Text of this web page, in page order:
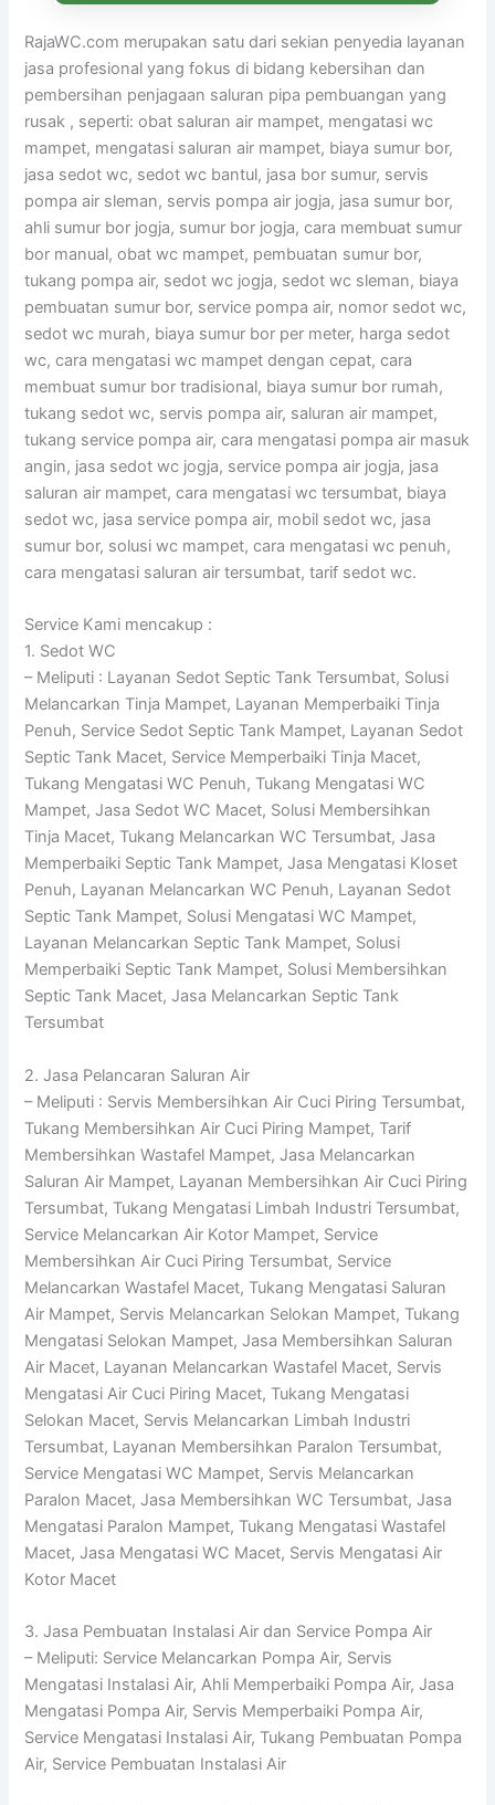
RajaWC.com merupakan satu dari sekian penyedia layanan
jasa profesional yang fokus di bidang kebersihan dan
pembersihan penjagaan saluran pipa pembuangan yang
rusak , seperti: obat saluran air mampet, mengatasi wc
mampet, mengatasi saluran air mampet, biaya sumur bor,
jasa sedot wc, sedot wc bantul, jasa bor sumur, servis
pompa air sleman, servis pompa air jogja, jasa sumur bor,
ahli sumur bor jogja, sumur bor jogja, cara membuat sumur
bor manual, obat wc mampet, pembuatan sumur bor,
tukang pompa air, sedot wc jogja, sedot wc sleman, biaya
pembuatan sumur bor, service pompa air, nomor sedot wc,
sedot wc murah, biaya sumur bor per meter, harga sedot
wc, cara mengatasi wc mampet dengan cepat, cara
membuat sumur bor tradisional, biaya sumur bor rumah,
tukang sedot wc, servis pompa air, saluran air mampet,
tukang service pompa air, cara mengatasi pompa air masuk
angin, jasa sedot wc jogja, service pompa air jogja, jasa
saluran air mampet, cara mengatasi wc tersumbat, biaya
sedot wc, jasa service pompa air, mobil sedot wc, jasa
sumur bor, solusi wc mampet, cara mengatasi wc penuh,
cara mengatasi saluran air tersumbat, tarif sedot wc.
Service Kami mencakup :
1. Sedot WC
– Meliputi : Layanan Sedot Septic Tank Tersumbat, Solusi
Melancarkan Tinja Mampet, Layanan Memperbaiki Tinja
Penuh, Service Sedot Septic Tank Mampet, Layanan Sedot
Septic Tank Macet, Service Memperbaiki Tinja Macet,
Tukang Mengatasi WC Penuh, Tukang Mengatasi WC
Mampet, Jasa Sedot WC Macet, Solusi Membersihkan
Tinja Macet, Tukang Melancarkan WC Tersumbat, Jasa
Memperbaiki Septic Tank Mampet, Jasa Mengatasi Kloset
Penuh, Layanan Melancarkan WC Penuh, Layanan Sedot
Septic Tank Mampet, Solusi Mengatasi WC Mampet,
Layanan Melancarkan Septic Tank Mampet, Solusi
Memperbaiki Septic Tank Mampet, Solusi Membersihkan
Septic Tank Macet, Jasa Melancarkan Septic Tank
Tersumbat
2. Jasa Pelancaran Saluran Air
– Meliputi : Servis Membersihkan Air Cuci Piring Tersumbat,
Tukang Membersihkan Air Cuci Piring Mampet, Tarif
Membersihkan Wastafel Mampet, Jasa Melancarkan
Saluran Air Mampet, Layanan Membersihkan Air Cuci Piring
Tersumbat, Tukang Mengatasi Limbah Industri Tersumbat,
Service Melancarkan Air Kotor Mampet, Service
Membersihkan Air Cuci Piring Tersumbat, Service
Melancarkan Wastafel Macet, Tukang Mengatasi Saluran
Air Mampet, Servis Melancarkan Selokan Mampet, Tukang
Mengatasi Selokan Mampet, Jasa Membersihkan Saluran
Air Macet, Layanan Melancarkan Wastafel Macet, Servis
Mengatasi Air Cuci Piring Macet, Tukang Mengatasi
Selokan Macet, Servis Melancarkan Limbah Industri
Tersumbat, Layanan Membersihkan Paralon Tersumbat,
Service Mengatasi WC Mampet, Servis Melancarkan
Paralon Macet, Jasa Membersihkan WC Tersumbat, Jasa
Mengatasi Paralon Mampet, Tukang Mengatasi Wastafel
Macet, Jasa Mengatasi WC Macet, Servis Mengatasi Air
Kotor Macet
3. Jasa Pembuatan Instalasi Air dan Service Pompa Air
– Meliputi: Service Melancarkan Pompa Air, Servis
Mengatasi Instalasi Air, Ahli Memperbaiki Pompa Air, Jasa
Mengatasi Pompa Air, Servis Memperbaiki Pompa Air,
Service Mengatasi Instalasi Air, Tukang Pembuatan Pompa
Air, Service Pembuatan Instalasi Air